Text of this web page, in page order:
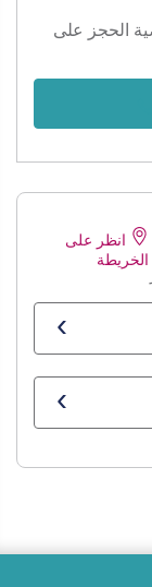
الحجز على
انظر على
الخريطة